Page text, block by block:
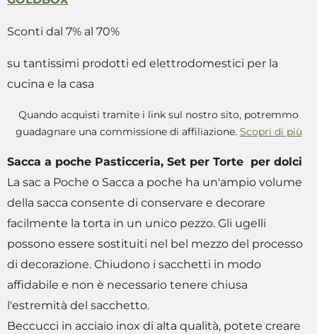
Sconti dal 7% al 70%
su tantissimi prodotti ed elettrodomestici per la
cucina e la casa
Quando acquisti tramite i link sul nostro sito, potremmo
guadagnare una commissione di affiliazione. Scopri di più
Sacca a poche Pasticceria, Set per Torte per dolci
La sac a Poche o Sacca a poche ha un'ampio volume
della sacca consente di conservare e decorare
facilmente la torta in un unico pezzo. Gli ugelli
possono essere sostituiti nel bel mezzo del processo
di decorazione. Chiudono i sacchetti in modo
affidabile e non è necessario tenere chiusa
l'estremità del sacchetto.
Beccucci in acciaio inox di alta qualità, potete creare